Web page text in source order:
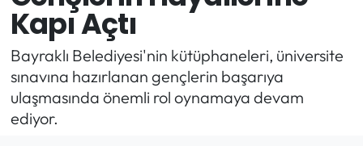
Kapı Açtı
Bayraklı Belediyesi'nin kütüphaneleri, üniversite
sınavına hazırlanan gençlerin başarıya
ulaşmasında önemli rol oynamaya devam
ediyor.